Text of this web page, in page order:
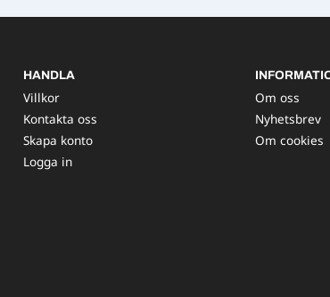
HANDLA
Villkor
Kontakta oss
Skapa konto
Logga in
Om oss
Nyhetsbrev
Om cookies